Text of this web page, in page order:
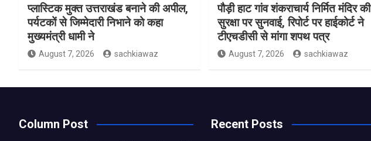
प्लास्टिक मुक्त उत्तराखंड बनाने की अपील,
पर्यटकों से जिम्मेदारी निभाने को कहा
मुख्यमंत्री धामी ने
August 7, 2026 sachkiawaz
पौड़ी हाट गांव शंकराचार्य निर्मित मंदिर की
सुरक्षा पर सुनवाई, रिपोर्ट पर हाईकोर्ट ने
टीएचडीसी से मांगा शपथ पत्र
August 7, 2026 sachkiawaz
Column Post Recent Posts